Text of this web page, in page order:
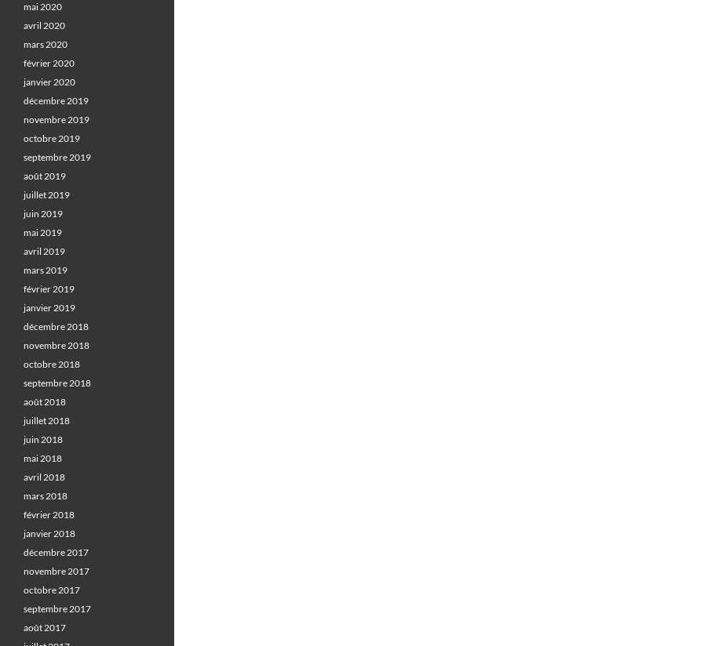
mai 2020
avril 2020
mars 2020
février 2020
janvier 2020
décembre 2019
novembre 2019
octobre 2019
septembre 2019
août 2019
juillet 2019
juin 2019
mai 2019
avril 2019
mars 2019
février 2019
janvier 2019
décembre 2018
novembre 2018
octobre 2018
septembre 2018
août 2018
juillet 2018
juin 2018
mai 2018
avril 2018
mars 2018
février 2018
janvier 2018
décembre 2017
novembre 2017
octobre 2017
septembre 2017
août 2017